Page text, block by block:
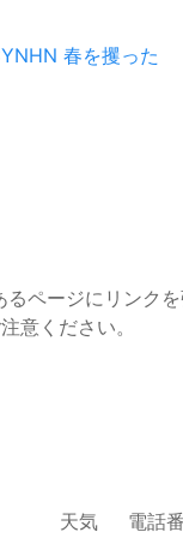
春を攫った
ページにリンク
意ください。
天気 電話